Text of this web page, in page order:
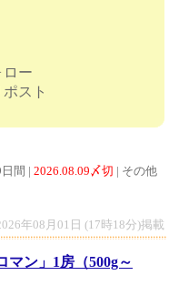
ロー
スト
間 | 2026.08.09〆切 | その他
年08月01日 (17時18分)掲載
マン」1房（500g～